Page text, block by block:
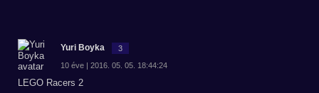
Yuri Boyka 3
10 éve | 2016. 05. 05. 18:44:24
LEGO Racers 2